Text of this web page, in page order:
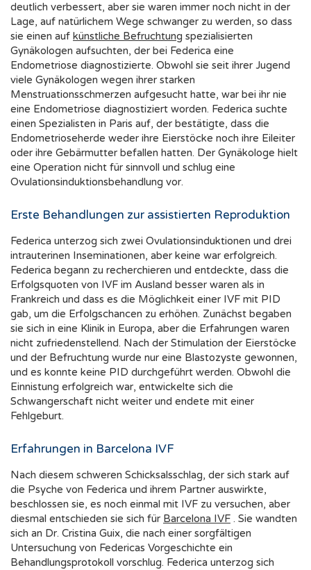
deutlich verbessert, aber sie waren immer noch nicht in der
Lage, auf natürlichem Wege schwanger zu werden, so dass
sie einen auf künstliche Befruchtung
Gynäkologen aufsuchten, der bei Federica eine
Endometriose diagnostizierte. Obwohl sie seit ihrer Jugend
viele Gynäkologen wegen ihrer starken
Menstruationsschmerzen aufgesucht hatte, war bei ihr nie
eine Endometriose diagnostiziert worden. Federica suchte
einen Spezialisten in Paris auf, der bestätigte, dass die
Endometrioseherde weder ihre Eierstöcke noch ihre Eileiter
oder ihre Gebärmutter befallen hatten. Der Gynäkologe hielt
eine Operation nicht für sinnvoll und schlug eine
Ovulationsinduktionsbehandlung vor.
Erste Behandlungen zur assistierten Reproduktion
Federica unterzog sich zwei Ovulationsinduktionen und drei
intrauterinen Inseminationen, aber keine war erfolgreich.
Federica begann zu recherchieren und entdeckte, dass die
Erfolgsquoten von IVF im Ausland besser waren als in
Frankreich und dass es die Möglichkeit einer IVF mit PID
gab, um die Erfolgschancen zu erhöhen. Zunächst begaben
sie sich in eine Klinik in Europa, aber die Erfahrungen waren
nicht zufriedenstellend. Nach der Stimulation der Eierstöcke
und der Befruchtung wurde nur eine Blastozyste gewonnen,
und es konnte keine PID durchgeführt werden. Obwohl die
Einnistung erfolgreich war, entwickelte sich die
Schwangerschaft nicht weiter und endete mit einer
Fehlgeburt.
Erfahrungen in Barcelona IVF
Nach diesem schweren Schicksalsschlag, der sich stark auf
die Psyche von Federica und ihrem Partner auswirkte,
beschlossen sie, es noch einmal mit IVF zu versuchen, aber
diesmal entschieden sie sich für Barcelona IVF . Sie wandten
sich an Dr. Cristina Guix, die nach einer sorgfältigen
Untersuchung von Federicas Vorgeschichte ein
Behandlungsprotokoll vorschlug. Federica unterzog sich